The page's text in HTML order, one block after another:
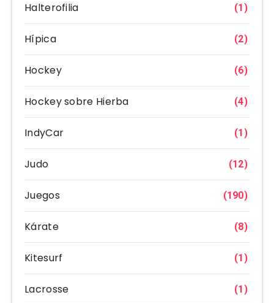
Halterofilia (1)
Hípica (2)
Hockey (6)
Hockey sobre Hierba (4)
IndyCar (1)
Judo (12)
Juegos (190)
Kárate (8)
Kitesurf (1)
Lacrosse (1)